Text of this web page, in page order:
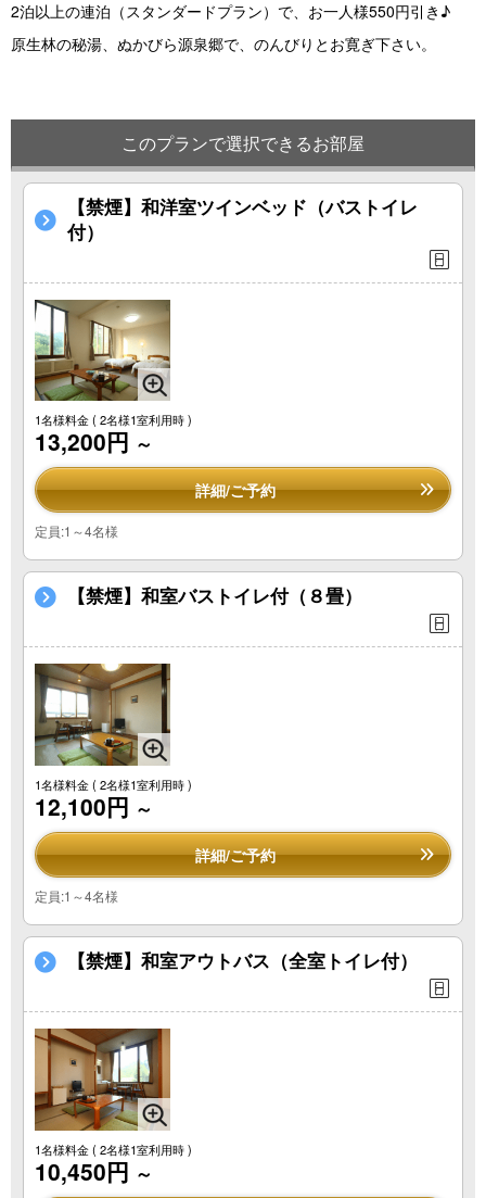
2泊以上の連泊（スタンダードプラン）で、お一人様550円引き♪
原生林の秘湯、ぬかびら源泉郷で、のんびりとお寛ぎ下さい。
このプランで選択できるお部屋
【禁煙】和洋室ツインベッド（バストイレ
付）
1名様料金( 2名様1室利用時 )
13,200円 ～
詳細/ご予約
定員:1～4名様
【禁煙】和室バストイレ付（８畳）
1名様料金( 2名様1室利用時 )
12,100円 ～
詳細/ご予約
定員:1～4名様
【禁煙】和室アウトバス（全室トイレ付）
1名様料金( 2名様1室利用時 )
10,450円 ～